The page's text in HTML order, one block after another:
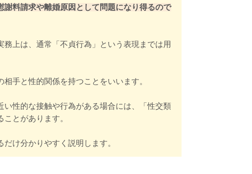
料請求や離婚原因として問題になり得るので
上は、通常「不貞行為」という表現までは用
手と性的関係を持つことをいいます。
性的な接触や行為がある場合には、「性交類
とがあります。
け分かりやすく説明します。